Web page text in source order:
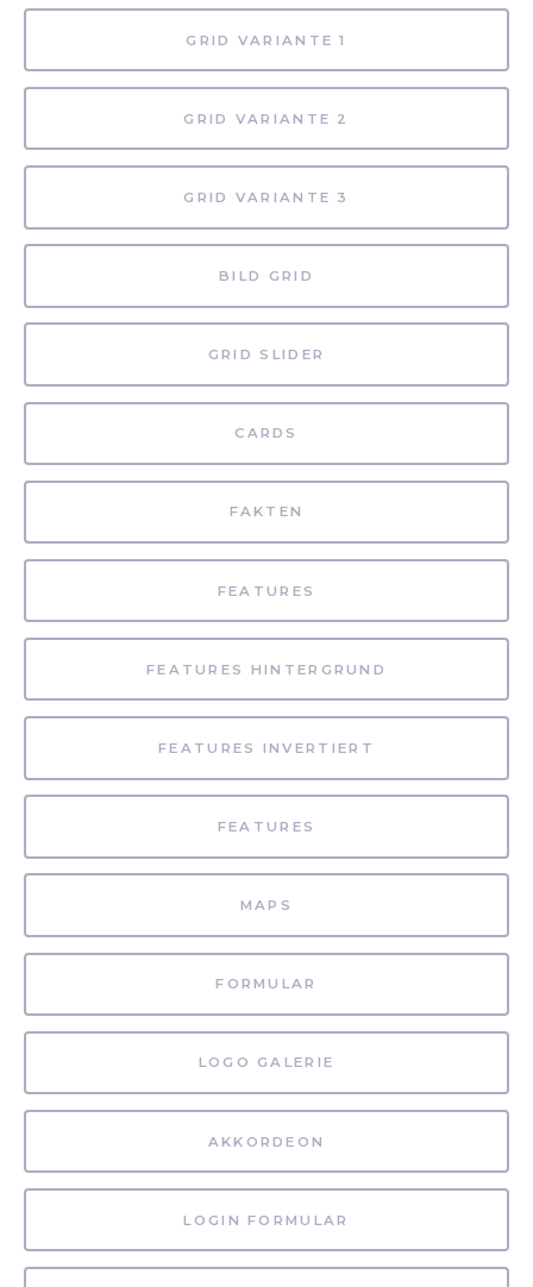
GRID VARIANTE 1
GRID VARIANTE 2
GRID VARIANTE 3
BILD GRID
GRID SLIDER
CARDS
FAKTEN
FEATURES
FEATURES HINTERGRUND
FEATURES INVERTIERT
FEATURES
MAPS
FORMULAR
LOGO GALERIE
AKKORDEON
LOGIN FORMULAR